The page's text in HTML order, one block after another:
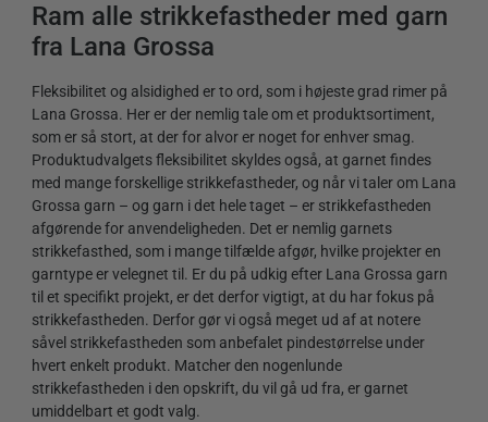
Ram alle strikkefastheder med garn
fra Lana Grossa
Fleksibilitet og alsidighed er to ord, som i højeste grad rimer på
Lana Grossa. Her er der nemlig tale om et produktsortiment,
som er så stort, at der for alvor er noget for enhver smag.
Produktudvalgets fleksibilitet skyldes også, at garnet findes
med mange forskellige strikkefastheder, og når vi taler om Lana
Grossa garn – og garn i det hele taget – er strikkefastheden
afgørende for anvendeligheden. Det er nemlig garnets
strikkefasthed, som i mange tilfælde afgør, hvilke projekter en
garntype er velegnet til. Er du på udkig efter Lana Grossa garn
til et specifikt projekt, er det derfor vigtigt, at du har fokus på
strikkefastheden. Derfor gør vi også meget ud af at notere
såvel strikkefastheden som anbefalet pindestørrelse under
hvert enkelt produkt. Matcher den nogenlunde
strikkefastheden i den opskrift, du vil gå ud fra, er garnet
umiddelbart et godt valg.